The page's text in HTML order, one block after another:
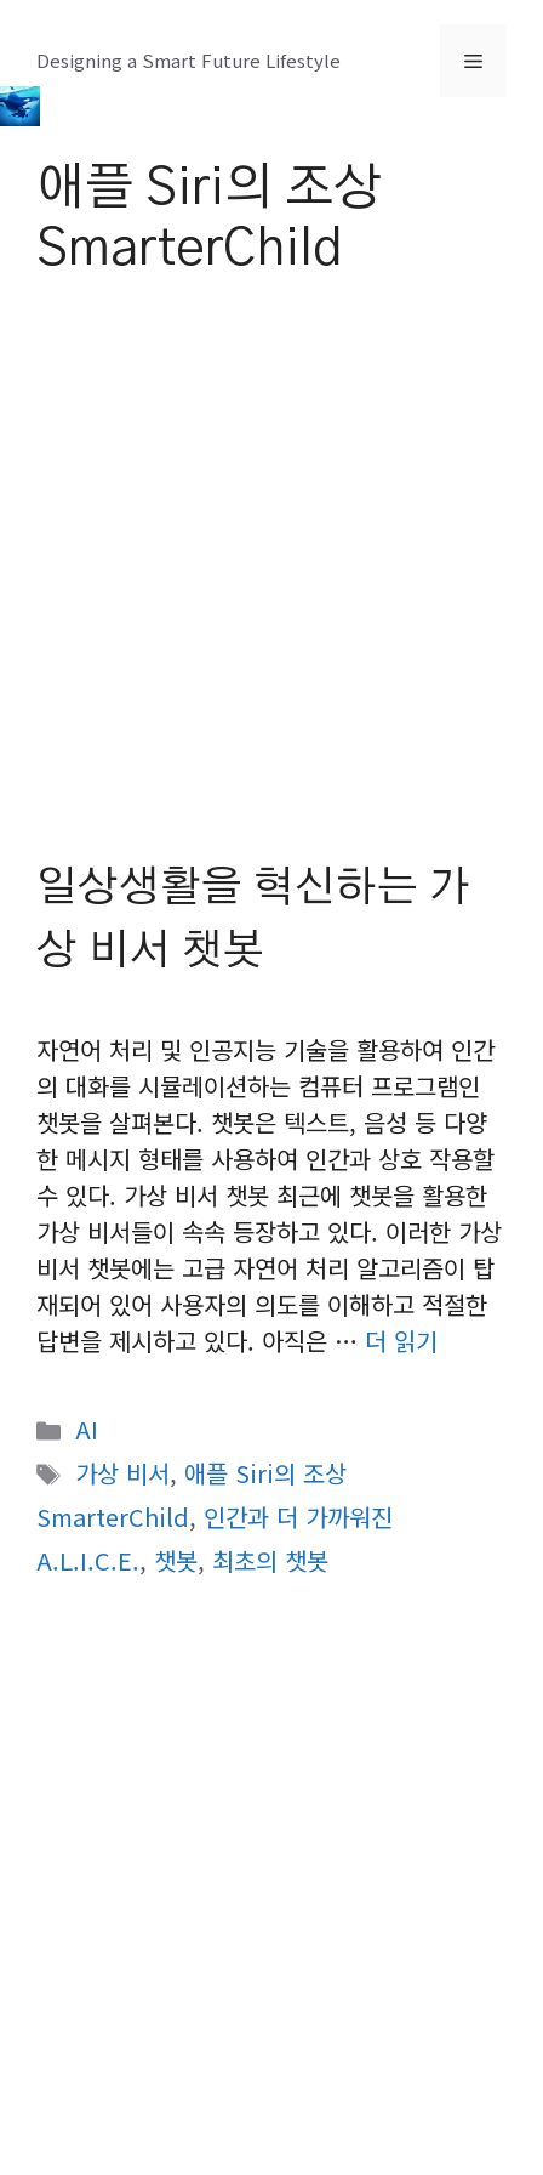
츠
로
Designing a Smart Future Lifestyle 메
애플 Siri의 조상
SmarterChild
일상생활을 혁신하는 가
상 비서 챗봇
자연어 처리 및 인공지능 기술을 활용하여 인간
의 대화를 시뮬레이션하는 컴퓨터 프로그램인
챗봇을 살펴본다. 챗봇은 텍스트, 음성 등 다양
한 메시지 형태를 사용하여 인간과 상호 작용할
수 있다. 가상 비서 챗봇 최근에 챗봇을 활용한
가상 비서들이 속속 등장하고 있다. 이러한 가상
비서 챗봇에는 고급 자연어 처리 알고리즘이 탑
재되어 있어 사용자의 의도를 이해하고 적절한
답변을 제시하고 있다. 아직은 … 더 읽기
카
테
고
리
AI
태
그
가상 비서, 애플 Siri의 조상
SmarterChild, 인간과 더 가까워진
A.L.I.C.E., 챗봇, 최초의 챗봇